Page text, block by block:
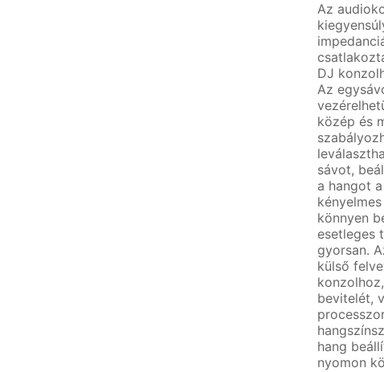
Az
DJ
Az
közép és
sávot,
a hangot
könnyen
esetleges
gyorsan.
külső
bevitelét,
hang
nyomon